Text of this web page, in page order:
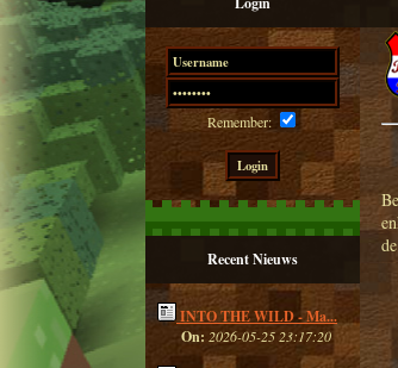
Remember:
Recent Nieuws
INTO THE WILD - Ma...
On: 2026-05-25 23:17:20